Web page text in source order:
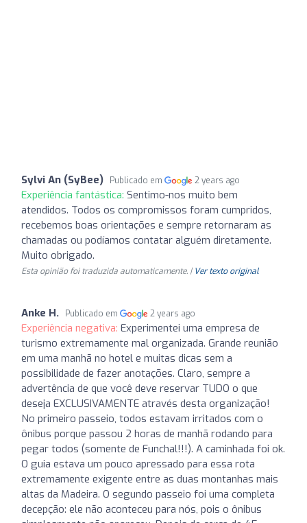
Sylvi An (SyBee) Publicado em 2 years ago
Experiência fantástica: Sentimo-nos muito bem
atendidos. Todos os compromissos foram cumpridos,
recebemos boas orientações e sempre retornaram as
chamadas ou podíamos contatar alguém diretamente.
Muito obrigado.
Esta opinião foi traduzida automaticamente. | Ver texto original
Anke H. Publicado em 2 years ago
Experiência negativa: Experimentei uma empresa de
turismo extremamente mal organizada. Grande reunião
em uma manhã no hotel e muitas dicas sem a
possibilidade de fazer anotações. Claro, sempre a
advertência de que você deve reservar TUDO o que
deseja EXCLUSIVAMENTE através desta organização!
No primeiro passeio, todos estavam irritados com o
ônibus porque passou 2 horas de manhã rodando para
pegar todos (somente de Funchal!!!). A caminhada foi ok.
O guia estava um pouco apressado para essa rota
extremamente exigente entre as duas montanhas mais
altas da Madeira. O segundo passeio foi uma completa
decepção: ele não aconteceu para nós, pois o ônibus